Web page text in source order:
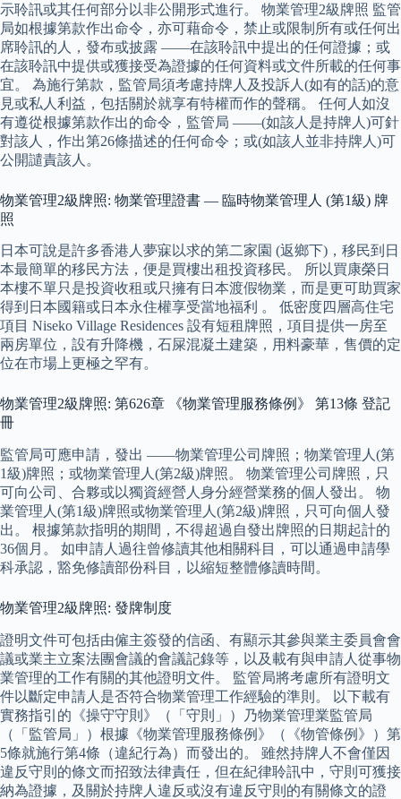
示聆訊或其任何部分以非公開形式進行。 物業管理2級牌照 監管
局如根據第款作出命令，亦可藉命令，禁止或限制所有或任何出
席聆訊的人，發布或披露 ——在該聆訊中提出的任何證據；或
在該聆訊中提供或獲接受為證據的任何資料或文件所載的任何事
宜。 為施行第款，監管局須考慮持牌人及投訴人(如有的話)的意
見或私人利益，包括關於就享有特權而作的聲稱。 任何人如沒
有遵從根據第款作出的命令，監管局 ——(如該人是持牌人)可針
對該人，作出第26條描述的任何命令；或(如該人並非持牌人)可
公開譴責該人。
物業管理2級牌照: 物業管理證書 — 臨時物業管理人 (第1級) 牌
照
日本可說是許多香港人夢寐以求的第二家園 (返鄉下)，移民到日
本最簡單的移民方法，便是買樓出租投資移民。 所以買康榮日
本樓不單只是投資收租或只擁有日本渡假物業，而是更可助買家
得到日本國籍或日本永住權享受當地福利 。 低密度四層高住宅
項目 Niseko Village Residences 設有短租牌照，項目提供一房至
兩房單位，設有升降機，石屎混凝土建築，用料豪華，售價的定
位在市場上更極之罕有。
物業管理2級牌照: 第626章 《物業管理服務條例》 第13條 登記
冊
監管局可應申請，發出 ——物業管理公司牌照；物業管理人(第
1級)牌照；或物業管理人(第2級)牌照。 物業管理公司牌照，只
可向公司、合夥或以獨資經營人身分經營業務的個人發出。 物
業管理人(第1級)牌照或物業管理人(第2級)牌照，只可向個人發
出。 根據第款指明的期間，不得超過自發出牌照的日期起計的
36個月。 如申請人過往曾修讀其他相關科目，可以通過申請學
科承認，豁免修讀部份科目，以縮短整體修讀時間。
物業管理2級牌照: 發牌制度
證明文件可包括由僱主簽發的信函、有顯示其參與業主委員會會
議或業主立案法團會議的會議記錄等，以及載有與申請人從事物
業管理的工作有關的其他證明文件。 監管局將考慮所有證明文
件以斷定申請人是否符合物業管理工作經驗的準則。 以下載有
實務指引的《操守守則》（「守則」）乃物業管理業監管局
（「監管局」）根據《物業管理服務條例》（《物管條例》）第
5‍‍‍條就施行第4條（違紀行為）而發出的。 雖然持牌人不會僅因
違反守則的條文而招致法律責任，但在紀律聆訊中，守則可獲接
納為證據，及關於持牌人違反或沒有違反守則的有關條文的證